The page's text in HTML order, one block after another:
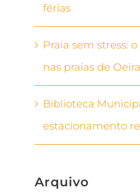
férias
Praia sem stress:
nas praias de
Biblioteca
estacionamento
Arquivo